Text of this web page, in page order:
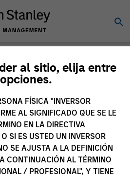
al sitio, elija entre
FÍSICA "INVERSOR
AL SIGNIFICADO QUE SE LE
EN LA DIRECTIVA
SI ES USTED UN INVERSOR
SE AJUSTA A LA DEFINICIÓN
CONTINUACIÓN AL TÉRMINO
/ PROFESIONAL", Y TIENE
Filters